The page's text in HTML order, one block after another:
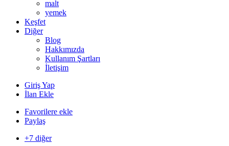
malt
yemek
Keşfet
Diğer
Blog
Hakkımızda
Kullanım Şartları
İletişim
Giriş Yap
İlan Ekle
Favorilere ekle
Paylaş
+7 diğer